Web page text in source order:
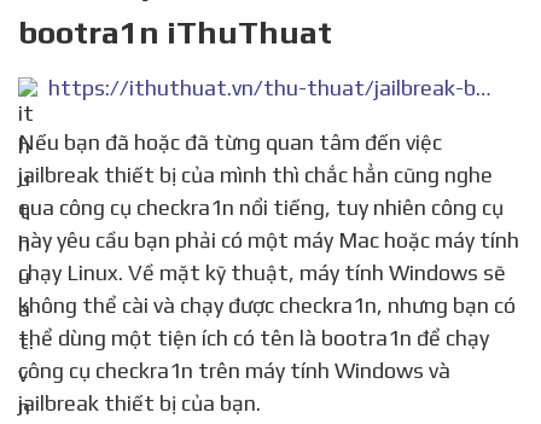
bootra1n iThuThuat
https://ithuthuat.vn/thu-thuat/jailbreak-bang-bootra1n.html
Nếu bạn đã hoặc đã từng quan tâm đến việc
jailbreak thiết bị của mình thì chắc hẳn cũng nghe
qua công cụ checkra1n nổi tiếng, tuy nhiên công cụ
này yêu cầu bạn phải có một máy Mac hoặc máy tính
chạy Linux. Về mặt kỹ thuật, máy tính Windows sẽ
không thể cài và chạy được checkra1n, nhưng bạn có
thể dùng một tiện ích có tên là bootra1n để chạy
công cụ checkra1n trên máy tính Windows và
jailbreak thiết bị của bạn.